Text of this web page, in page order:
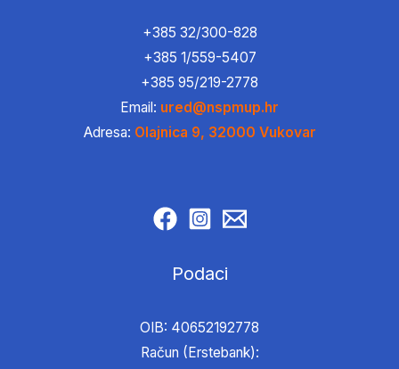
+385 32/300-828
+385 1/559-5407
+385 95/219-2778
Email: ured@nspmup.hr
Adresa: Olajnica 9, 32000 Vukovar
Podaci
OIB: 40652192778
Račun (Erstebank):